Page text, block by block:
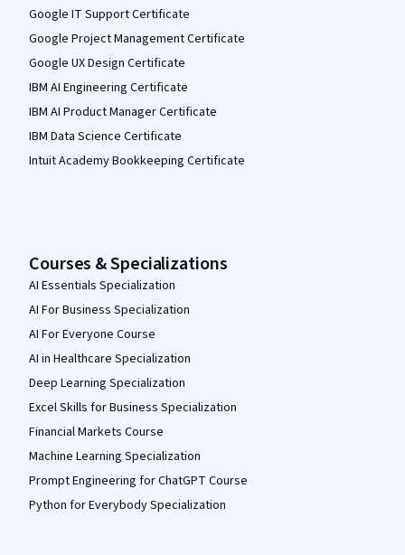
Google IT Support Certificate
Google Project Management Certificate
Google UX Design Certificate
IBM AI Engineering Certificate
IBM AI Product Manager Certificate
IBM Data Science Certificate
Intuit Academy Bookkeeping Certificate
Courses & Specializations
AI Essentials Specialization
AI For Business Specialization
AI For Everyone Course
AI in Healthcare Specialization
Deep Learning Specialization
Excel Skills for Business Specialization
Financial Markets Course
Machine Learning Specialization
Prompt Engineering for ChatGPT Course
Python for Everybody Specialization